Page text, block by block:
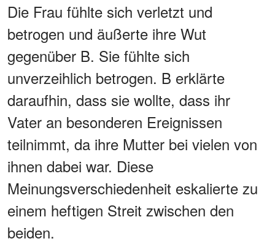
Die Frau fühlte sich verletzt und
betrogen und äußerte ihre Wut
gegenüber B. Sie fühlte sich
unverzeihlich betrogen. B erklärte
daraufhin, dass sie wollte, dass ihr
Vater an besonderen Ereignissen
teilnimmt, da ihre Mutter bei vielen von
ihnen dabei war. Diese
Meinungsverschiedenheit eskalierte zu
einem heftigen Streit zwischen den
beiden.